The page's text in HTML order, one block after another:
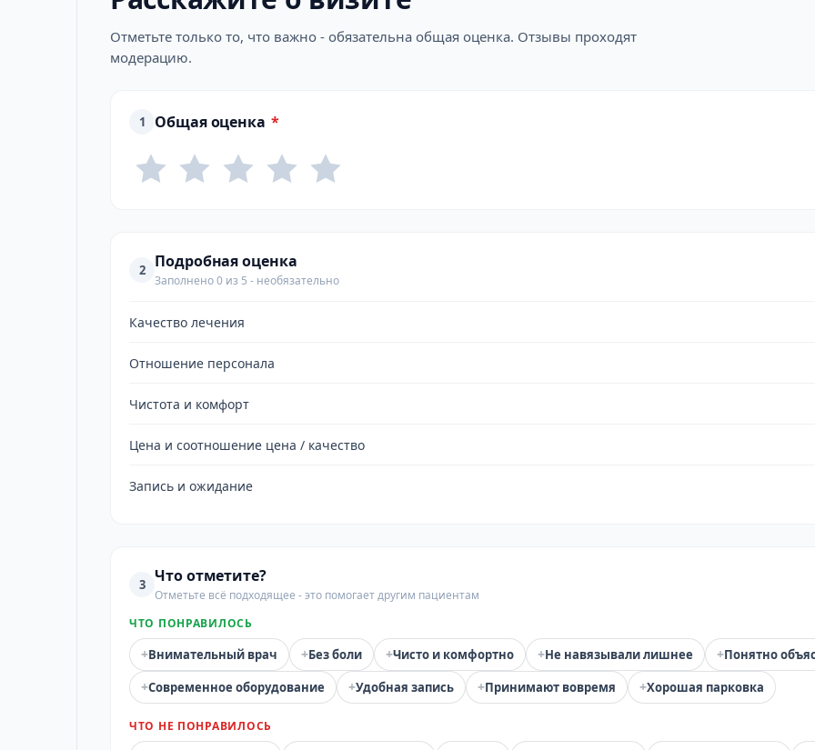
Отметьте только то, что важно - обязательна общая оценка. Отзывы проходят
модерацию.
1 Общая оценка *
2 Подробная оценка
Заполнено 0 из 5 - необязательно
Качество лечения
Отношение персонала
Чистота и комфорт
Цена и соотношение цена / качество
Запись и ожидание
3 Что отметите?
Отметьте всё подходящее - это помогает другим пациентам
ЧТО ПОНРАВИЛОСЬ
+Внимательный врач +Без боли +Чисто и комфортно +Не навязывали лишнее +Понятно
+Современное оборудование +Удобная запись +Принимают вовремя +Хорошая парковка
ЧТО НЕ ПОНРАВИЛОСЬ